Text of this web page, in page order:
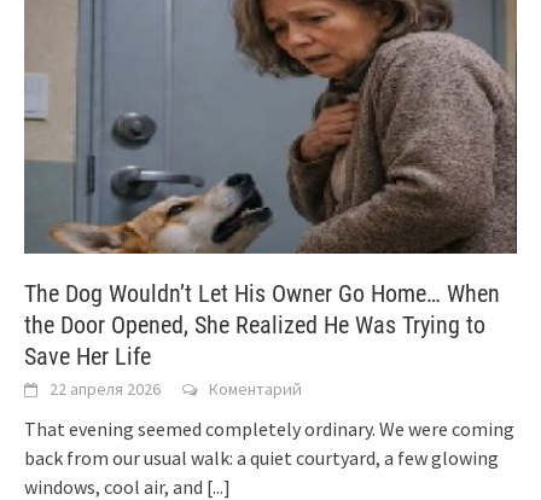
The Dog Wouldn’t Let His Owner Go Home… When
the Door Opened, She Realized He Was Trying to
Save Her Life
22 апреля 2026 Коментарий
That evening seemed completely ordinary. We were coming
back from our usual walk: a quiet courtyard, a few glowing
windows, cool air, and [...]